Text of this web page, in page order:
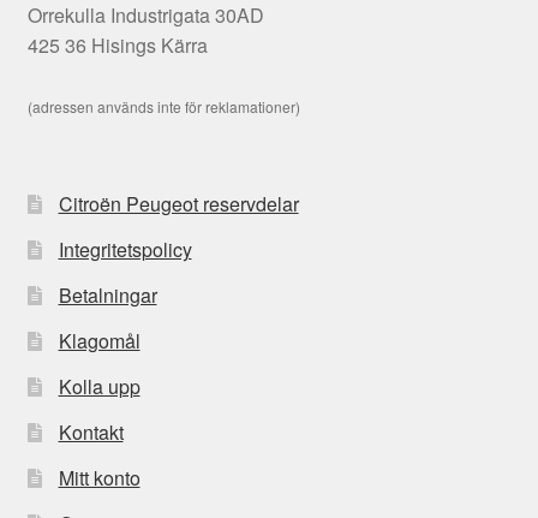
Orrekulla Industrigata 30AD
425 36 Hisings Kärra
(adressen används inte för reklamationer)
Citroën Peugeot reservdelar
Integritetspolicy
Betalningar
Klagomål
Kolla upp
Kontakt
Mitt konto